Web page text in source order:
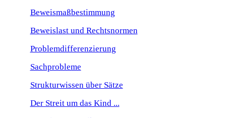
Beweismaßbestimmung
Beweislast und Rechtsnormen
Problemdifferenzierung
Sachprobleme
Strukturwissen über Sätze
Der Streit um das Kind ...